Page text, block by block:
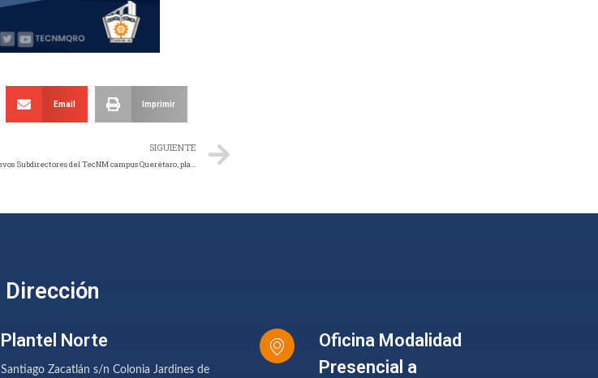
Email Imprimir
SIGUIENTE
Presentación de los Nuevos Subdirectores del TecNM campus Querétaro, plantel Norte.
Dirección
Plantel Norte
Santiago Zacatlán s/n Colonia Jardines de
Oficina Modalidad
Presencial a